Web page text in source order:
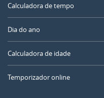
Calculadora de tempo
Dia do ano
Calculadora de idade
Temporizador online